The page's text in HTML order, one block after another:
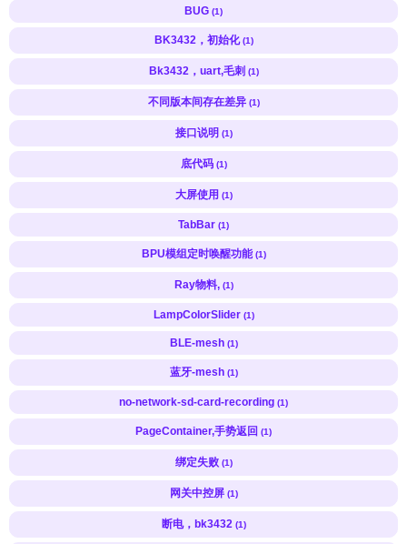
BUG (1)
BK3432，初始化 (1)
Bk3432，uart,毛刺 (1)
不同版本间存在差异 (1)
接口说明 (1)
底代码 (1)
大屏使用 (1)
TabBar (1)
BPU模组定时唤醒功能 (1)
Ray物料, (1)
LampColorSlider (1)
BLE-mesh (1)
蓝牙-mesh (1)
no-network-sd-card-recording (1)
PageContainer,手势返回 (1)
绑定失败 (1)
网关中控屏 (1)
断电，bk3432 (1)